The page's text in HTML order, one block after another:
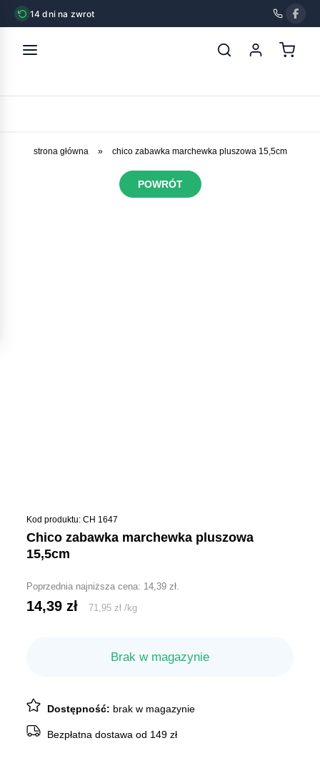
14 dni na zwrot
strona główna » chico zabawka marchewka pluszowa 15,5cm
POWRÓT
Kod produktu: CH 1647
chico zabawka marchewka pluszowa
15,5cm
Poprzednia najniższa cena: 14,39zł.
14,39zł 71,95zł /kg
Brak w magazynie
Dostępność: brak w magazynie
Bezpłatna dostawa od 149 zł